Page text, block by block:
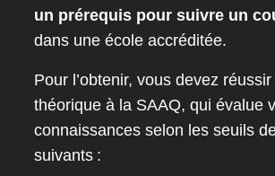
un prérequis pour suivre un
dans une école accréditée.
Pour l’obtenir, vous devez
théorique à la SAAQ, qui évalue
connaissances selon les seuils
suivants :